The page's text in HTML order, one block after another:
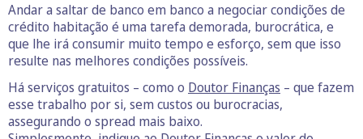
Andar a saltar de banco em banco a negociar condições de
crédito habitação é uma tarefa demorada, burocrática, e
que lhe irá consumir muito tempo e esforço, sem que isso
resulte nas melhores condições possíveis.
Há serviços gratuitos – como o Doutor Finanças – que fazem
esse trabalho por si, sem custos ou burocracias,
assegurando o spread mais baixo.